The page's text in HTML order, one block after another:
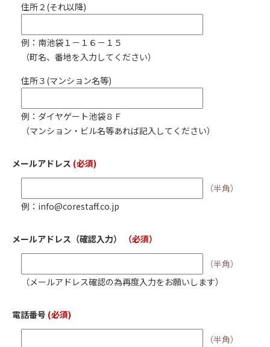
住所２(それ以降)
例：南池袋１－１６－１５
（町名、番地を入力してください）
住所３(マンション名等)
例：ダイヤゲート池袋８Ｆ
（マンション・ビル名等あれば記入してください）
メールアドレス (必須)
（半角）
例：info@corestaff.co.jp
メールアドレス （確認入力） （必須）
（半角）
（メールアドレス確認の為再度入力をお願いします）
電話番号 (必須)
（半角）